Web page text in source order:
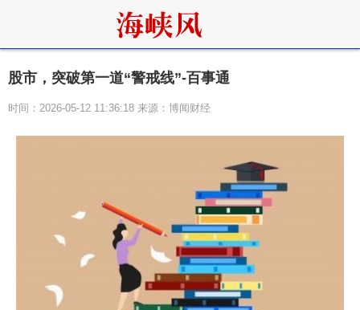
股市，突破第一道“警戒线”-百事通
时间：2026-05-12 11:36:18 来源：博闻财经